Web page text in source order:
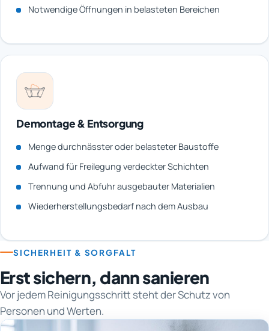
Notwendige Öffnungen in belasteten Bereichen
Demontage & Entsorgung
Menge durchnässter oder belasteter Baustoffe
Aufwand für Freilegung verdeckter Schichten
Trennung und Abfuhr ausgebauter Materialien
Wiederherstellungsbedarf nach dem Ausbau
SICHERHEIT & SORGFALT
Erst sichern, dann sanieren
Vor jedem Reinigungsschritt steht der Schutz von
Personen und Werten.